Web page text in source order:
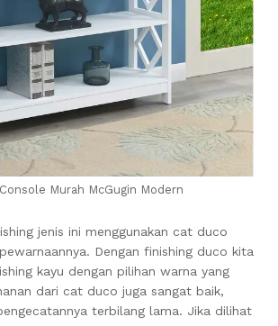
Murah McGugin Modern
jenis ini menggunakan cat duco
Dengan finishing duco kita
kayu dengan pilihan warna yang
dari cat duco juga sangat baik,
terbilang lama. Jika dilihat